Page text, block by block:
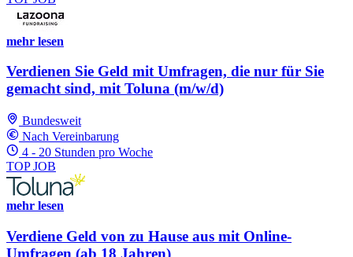
mehr lesen
Verdienen Sie Geld mit Umfragen, die nur für Sie
gemacht sind, mit Toluna (m/w/d)
Bundesweit
Nach Vereinbarung
4 - 20 Stunden pro Woche
TOP JOB
mehr lesen
Verdiene Geld von zu Hause aus mit Online-
Umfragen (ab 18 Jahren)